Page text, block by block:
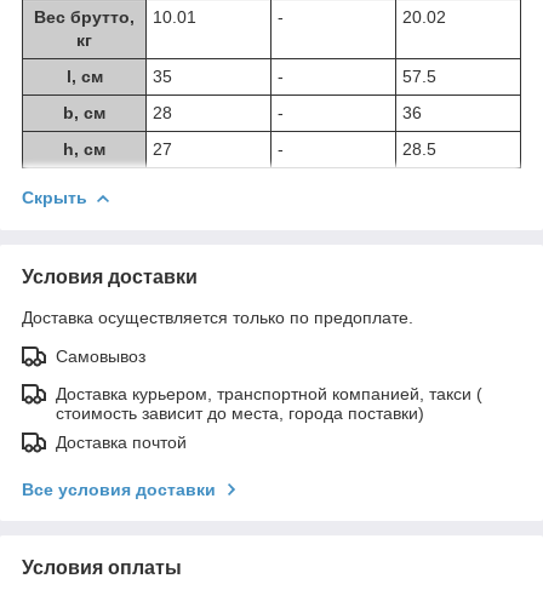
Вес брутто,
кг
10.01 - 20.02
l, см 35 -
57.5
b, см
28 -
36
h, см
27 - 28.5
Скрыть
Условия доставки
Доставка осуществляется только по предоплате.
Самовывоз
Доставка курьером, транспортной компанией, такси (
стоимость зависит до места, города поставки)
Доставка почтой
Все условия доставки
Условия оплаты